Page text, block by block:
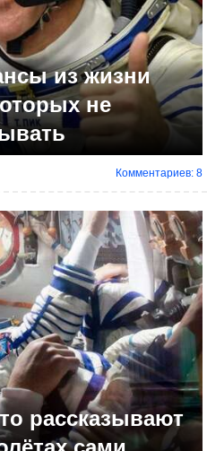
из жизни
не
Комментариев: 8
рассказывают